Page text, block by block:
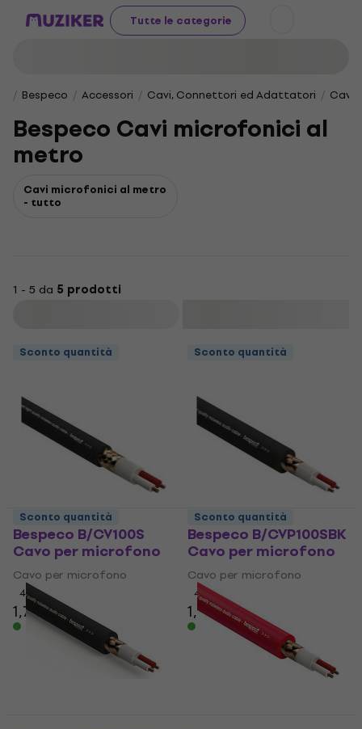
Tutte le categorie
Bespeco Accessori Cavi, Connettori ed Adattatori Cavi
Bespeco Cavi microfonici al
metro
Cavi microfonici al metro
- tutto
1 - 5 da 5 prodotti
Sconto quantità
Bespeco B/CV100S
Cavo per microfono
Cavo per microfono
4,7 /5
1,79 €
Disponibile
Sconto quantità
Bespeco B/CVP100SBK
Cavo per microfono
Cavo per microfono
4,6/5
1,89 €
Disponibile
Sconto quantità Sconto quantità